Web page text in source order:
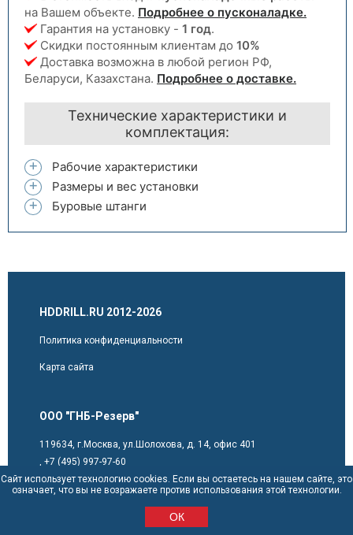
Сайт использует технологию cookies. Если вы остаетесь на нашем сайте, это
означает, что вы не возражаете против использования этой технологии.
ОК
на Вашем объекте. Подробнее о пусконаладке.
Гарантия на установку - 1 год.
Скидки постоянным клиентам до 10%
Доставка возможна в любой регион РФ,
Беларуси, Казахстана. Подробнее о доставке.
Технические характеристики и
комплектация:
Рабочие характеристики
Размеры и вес установки
Буровые штанги
HDDRILL.RU 2012-2026
Политика конфиденциальности
Карта сайта
ООО "ГНБ-Резерв"
119634, г.Москва, ул.Шолохова, д. 14, офис 401
+7 (495) 997-97-60
sales@hddrill.ru